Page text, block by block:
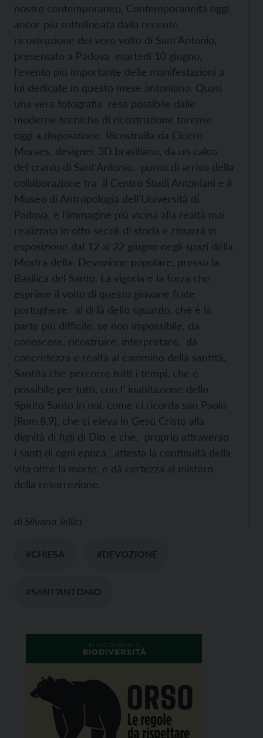
nostro contemporaneo. Contemporaneità oggi
ancor più sottolineata dalla recente
ricostruzione del vero volto di Sant’Antonio,
presentato a Padova martedì 10 giugno,
l’evento più importante delle manifestazioni a
lui dedicate in questo mese antoniano. Quasi
una vera fotografia resa possibile dalle
moderne tecniche di ricostruzione forense
oggi a disposizione. Ricostruita da Cicero
Moraes, designer 3D brasiliano, da un calco
del cranio di Sant’Antonio, punto di arrivo della
collaborazione tra il Centro Studi Antoniani e il
Museo di Antropologia dell’Università di
Padova, è l’immagine più vicina alla realtà mai
realizzata in otto secoli di storia e rimarrà in
esposizione dal 12 al 22 giugno negli spazi della
Mostra della Devozione popolare, presso la
Basilica del Santo. La vigoria e la forza che
esprime il volto di questo giovane frate
portoghese, al di là dello sguardo, che è la
parte più difficile, se non impossibile, da
conoscere, ricostruire, interpretare, dà
concretezza e realtà al cammino della santità.
Santità che percorre tutti i tempi, che è
possibile per tutti, con l’ inabitazione dello
Spirito Santo in noi, come ci ricorda san Paolo
(Rom.8,9), che ci eleva in Gesù Cristo alla
dignità di figli di Dio, e che, proprio attraverso
i santi di ogni epoca, attesta la continuità della
vita oltre la morte, e dà certezza al mistero
della resurrezione.
di Silvana Jellici
#CHIESA #DEVOZIONE
#SANT'ANTONIO